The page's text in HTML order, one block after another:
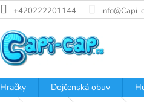
+420222201144 info@Capi-
Hračky Dojčenská obuv